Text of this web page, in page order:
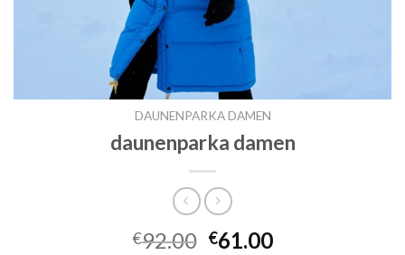
DAUNENPARKA DAMEN
daunenparka damen
€92.00 €61.00